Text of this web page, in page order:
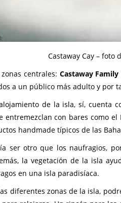
Castaway Cay – foto
centrales: Castaway Family
a un público más adulto y por
de la isla, sí, cuenta
entremezclan con bares como
handmade típicos de las
ser otro que los naufragios,
la vegetación de la isla
en una isla paradisíaca.
diferentes zonas de la isla,